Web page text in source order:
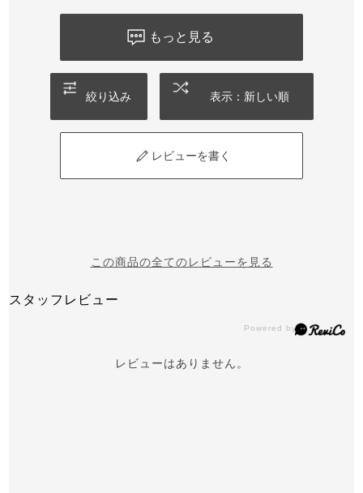
もっと見る
絞り込み 表示：新しい順
レビューを書く
この商品の全てのレビューを見る
スタッフレビュー
レビューはありません。